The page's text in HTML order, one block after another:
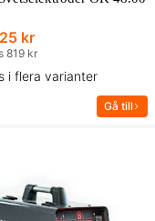
kr
819 kr
i flera varianter
Gå till